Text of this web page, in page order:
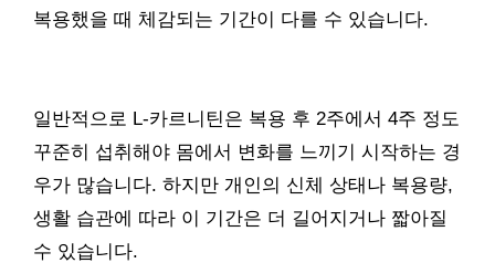
복용했을 때 체감되는 기간이 다를 수 있습니다.
일반적으로 L-카르니틴은 복용 후 2주에서 4주 정도
꾸준히 섭취해야 몸에서 변화를 느끼기 시작하는 경
우가 많습니다. 하지만 개인의 신체 상태나 복용량,
생활 습관에 따라 이 기간은 더 길어지거나 짧아질
수 있습니다.